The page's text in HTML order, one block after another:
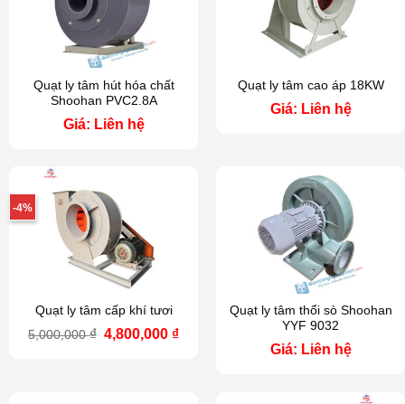
Quạt ly tâm hút hóa chất
Shoohan PVC2.8A
Giá: Liên hệ
Quạt ly tâm cao áp 18KW
Giá: Liên hệ
-4%
Quạt ly tâm cấp khí tươi
5,000,000₫ Giá
4,800,000 ₫Giá
Quạt ly tâm thổi sò Shoohan
YYF 9032
Giá: Liên hệ